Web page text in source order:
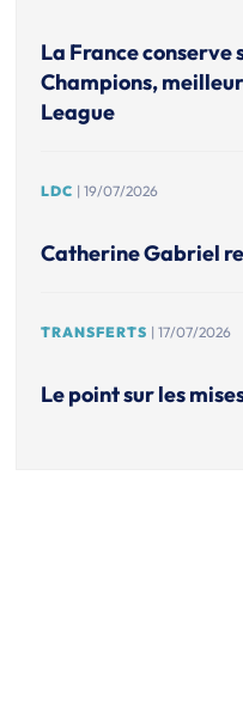
La France conserve
Champions,
League
LDC | 19/07/2026
Catherine Gabriel
TRANSFERTS | 17/07/2026
Le point sur les